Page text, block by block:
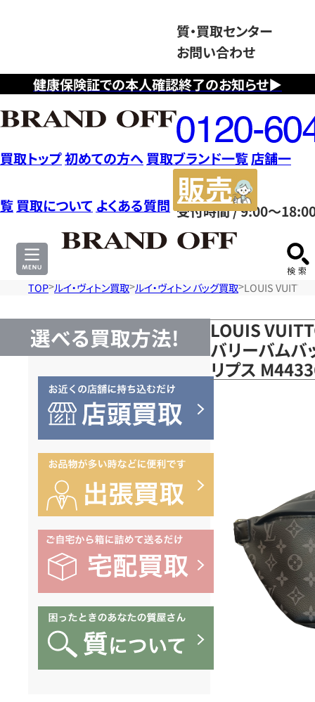
健康保険証での本人確認終了のお知らせ▶
質・買取センター
お問い合わせ
フ
リ
ー
ダ
イ
ヤ
ル
0120604117
受付時間 / 9:00～
買取トップ初めての方へ 買取ブランド一覧店舗一
覧 買取について よくある質問
サ
TOP ルイ・ヴィトン買取 ルイ・ヴィトン バッグ買取 LOUIS
選べる買取方法!
LOUIS
バリーバムバ
リプス